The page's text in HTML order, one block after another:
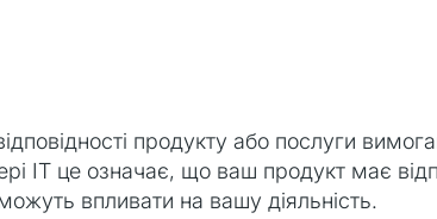
продукту або послуги
ІТ це означає, що ваш продукт має
впливати на вашу діяльність.